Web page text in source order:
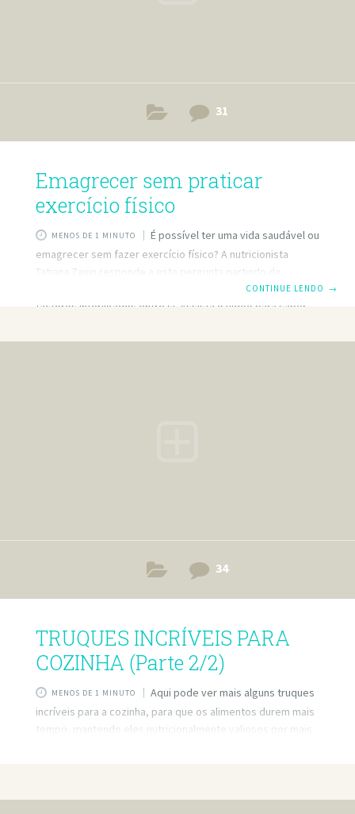
31
Emagrecer sem praticar
exercício físico
MENOS DE 1 MINUTO
É possível ter uma vida saudável ou
emagrecer sem fazer exercício físico? A nutricionista
Tatiana Zanin responde a esta pergunta partindo do
conceito de saúde como um conjunto complexo de
factores interligados entre si. Assista o video para saber
entender porque a atividade física faz parte de uma melhor
CONTINUE LENDO →
34
TRUQUES INCRÍVEIS PARA
COZINHA (Parte 2/2)
MENOS DE 1 MINUTO
Aqui pode ver mais alguns truques
incríveis para a cozinha, para que os alimentos durem mais
tempo, mantendo eles nutricionalmente valiosos por mais
https://www.tuasaude.com/5-dicas-simples-para-